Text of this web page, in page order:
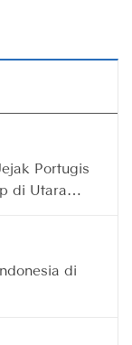
Portugis
di Utara
di